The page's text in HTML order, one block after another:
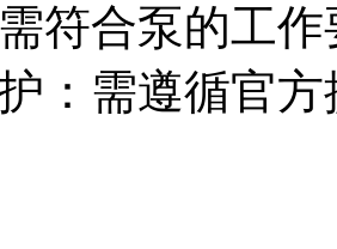
符合泵的工作
：需遵循官